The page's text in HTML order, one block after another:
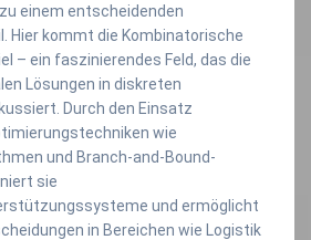
einem entscheidenden
Hier kommt die Kombinatorische
– ein faszinierendes Feld, das die
Lösungen in diskreten
Durch den Einsatz
wie
und Branch-and-Bound-
sie
und ermöglicht
in Bereichen wie Logistik